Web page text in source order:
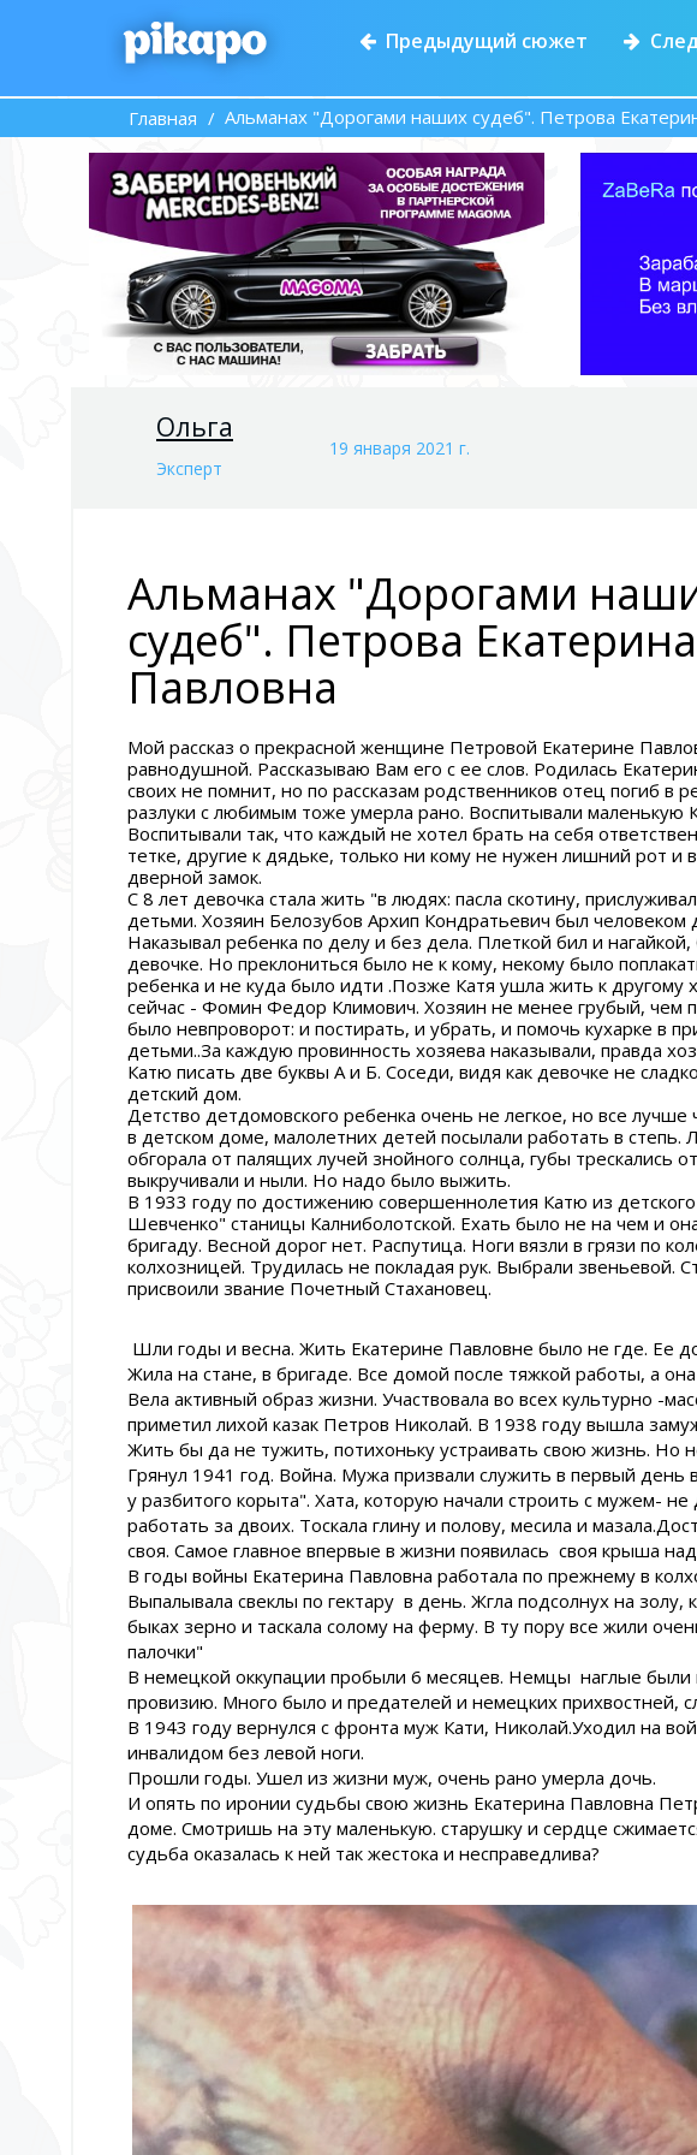
Предыдущий сюжет
Главная Альманах "Дорогами наших судеб". Петрова
Ольга
Эксперт
19 января 2021 г.
Альманах "Дорогами
судеб". Петрова Екатерина
Павловна
Мой рассказ о прекрасной женщине Петровой Екатерине
равнодушной. Рассказываю Вам его с ее слов. Родилась
своих не помнит, но по рассказам родственников отец погиб в
разлуки с любимым тоже умерла рано. Воспитывали маленькую
Воспитывали так, что каждый не хотел брать на себя
тетке, другие к дядьке, только ни кому не нужен лишний рот и
дверной замок.
С 8 лет девочка стала жить "в людях: пасла скотину,
детьми. Хозяин Белозубов Архип Кондратьевич был
Наказывал ребенка по делу и без дела. Плеткой бил и
девочке. Но преклониться было не к кому, некому было
ребенка и не куда было идти .Позже Катя ушла жить к другому
сейчас - Фомин Федор Климович. Хозяин не менее грубый,
было невпроворот: и постирать, и убрать, и помочь кухарке в
детьми..За каждую провинность хозяева наказывали, правда
Катю писать две буквы А и Б. Соседи, видя как девочке не
детский дом.
Детство детдомовского ребенка очень не легкое, но все
в детском доме, малолетних детей посылали работать в степь.
обгорала от палящих лучей знойного солнца, губы трескались
выкручивали и ныли. Но надо было выжить.
В 1933 году по достижению совершеннолетия Катю из
Шевченко" станицы Калниболотской. Ехать было не на чем и
бригаду. Весной дорог нет. Распутица. Ноги вязли в грязи по
колхозницей. Трудилась не покладая рук. Выбрали звеньевой.
присвоили звание Почетный Стахановец.
Шли годы и весна. Жить Екатерине Павловне было не где. Ее
Жила на стане, в бригаде. Все домой после тяжкой работы, а
Вела активный образ жизни. Участвовала во всех культурно -
приметил лихой казак Петров Николай. В 1938 году вышла
Жить бы да не тужить, потихоньку устраивать свою жизнь. Но
Грянул 1941 год. Война. Мужа призвали служить в первый день
у разбитого корыта". Хата, которую начали строить с мужем-
работать за двоих. Тоскала глину и полову, месила и
своя. Самое главное впервые в жизни появилась своя крыша над
В годы войны Екатерина Павловна работала по прежнему в
Выпалывала свеклы по гектару в день. Жгла подсолнух на золу,
быках зерно и таскала солому на ферму. В ту пору все жили
палочки"
В немецкой оккупации пробыли 6 месяцев. Немцы наглые были
провизию. Много было и предателей и немецких прихвостней,
В 1943 году вернулся с фронта муж Кати, Николай.Уходил на
инвалидом без левой ноги.
Прошли годы. Ушел из жизни муж, очень рано умерла дочь.
И опять по иронии судьбы свою жизнь Екатерина Павловна
доме. Смотришь на эту маленькую. старушку и сердце
судьба оказалась к ней так жестока и несправедлива?